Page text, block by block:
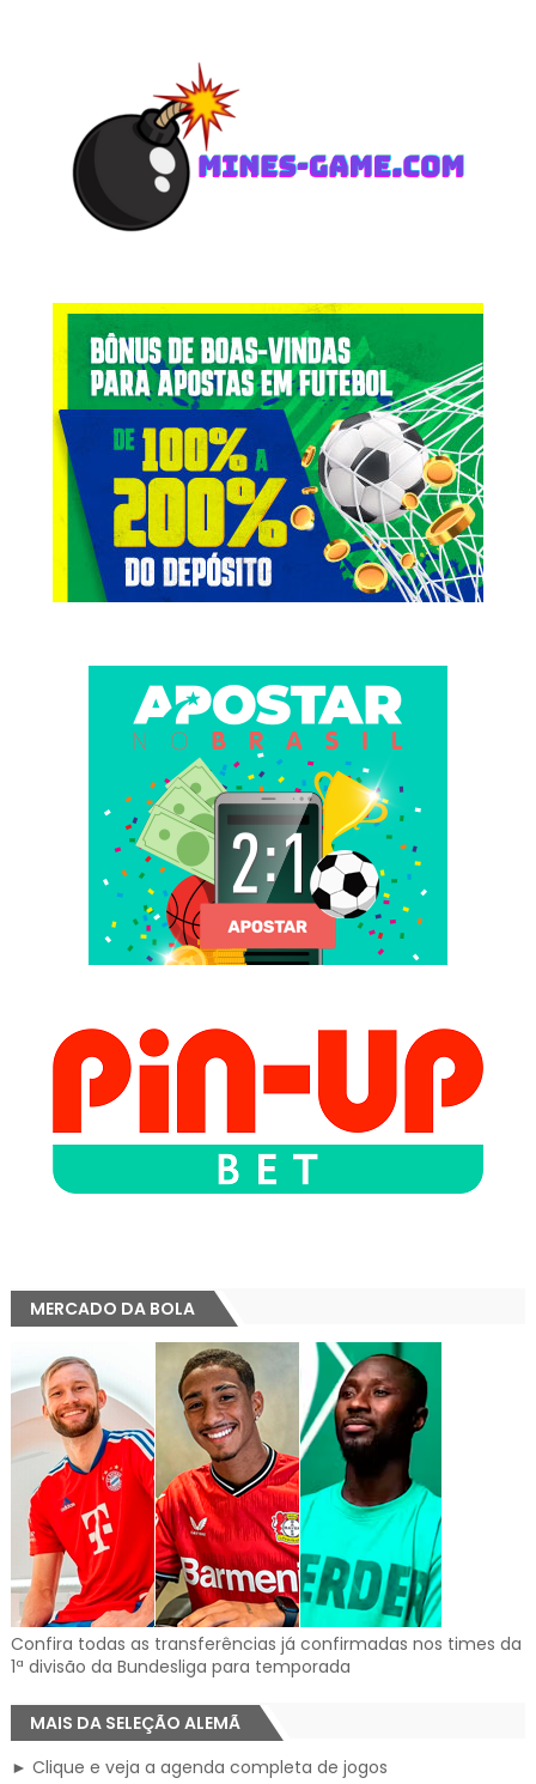
MERCADO DA BOLA
Confira todas as transferências já confirmadas nos times da
1ª divisão da Bundesliga para temporada
MAIS DA SELEÇÃO ALEMÃ
► Clique e veja a agenda completa de jogos